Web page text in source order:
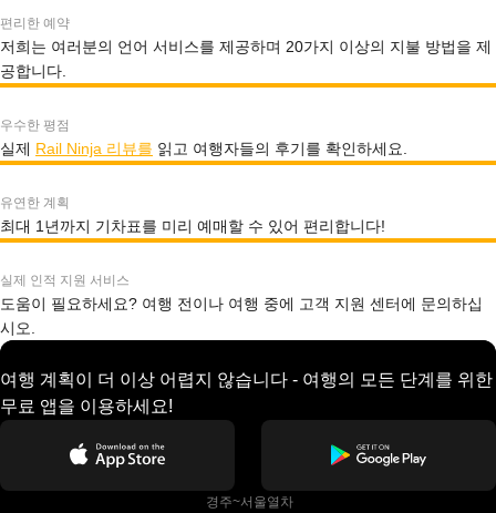
편리한 예약
저희는 여러분의 언어 서비스를 제공하며 20가지 이상의 지불 방법을 제
공합니다.
우수한 평점
실제 Rail Ninja 리뷰를 읽고 여행자들의 후기를 확인하세요.
유연한 계획
최대 1년까지 기차표를 미리 예매할 수 있어 편리합니다!
실제 인적 지원 서비스
도움이 필요하세요? 여행 전이나 여행 중에 고객 지원 센터에 문의하십
시오.
여행 계획이 더 이상 어렵지 않습니다 - 여행의 모든 단계를 위한
무료 앱을 이용하세요!
경주~서울열차